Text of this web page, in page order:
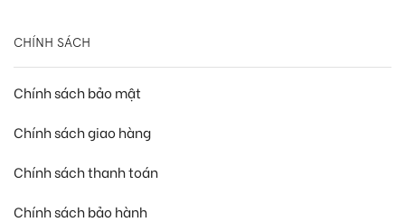
CHÍNH SÁCH
Chính sách bảo mật
Chính sách giao hàng
Chính sách thanh toán
Chính sách bảo hành